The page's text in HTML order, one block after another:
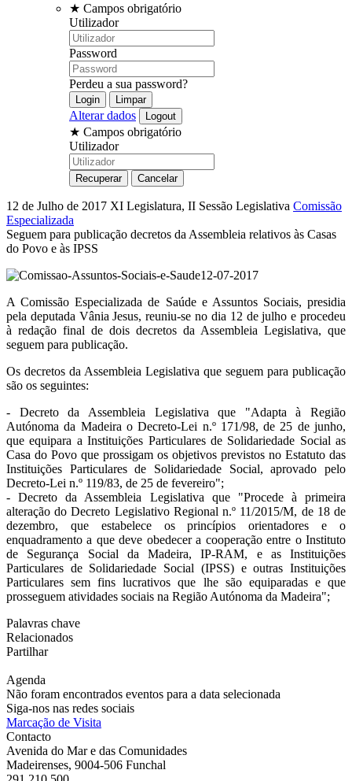
★ Campos obrigatório
Utilizador
Password
Perdeu a sua password?
Alterar dados
★ Campos obrigatório
Utilizador
12 de Julho de 2017 XI Legislatura, II Sessão Legislativa Comissão
Especializada
Seguem para publicação decretos da Assembleia relativos às Casas
do Povo e às IPSS
A Comissão Especializada de Saúde e Assuntos Sociais, presidia
pela deputada Vânia Jesus, reuniu-se no dia 12 de julho e procedeu
à redação final de dois decretos da Assembleia Legislativa, que
seguem para publicação.
Os decretos da Assembleia Legislativa que seguem para publicação
são os seguintes:
- Decreto da Assembleia Legislativa que "Adapta à Região
Autónoma da Madeira o Decreto-Lei n.º 171/98, de 25 de junho,
que equipara a Instituições Particulares de Solidariedade Social as
Casa do Povo que prossigam os objetivos previstos no Estatuto das
Instituições Particulares de Solidariedade Social, aprovado pelo
Decreto-Lei n.º 119/83, de 25 de fevereiro";
- Decreto da Assembleia Legislativa que "Procede à primeira
alteração do Decreto Legislativo Regional n.º 11/2015/M, de 18 de
dezembro, que estabelece os princípios orientadores e o
enquadramento a que deve obedecer a cooperação entre o Instituto
de Segurança Social da Madeira, IP-RAM, e as Instituições
Particulares de Solidariedade Social (IPSS) e outras Instituições
Particulares sem fins lucrativos que lhe são equiparadas e que
prosseguem atividades sociais na Região Autónoma da Madeira";
Palavras chave
Relacionados
Partilhar
Agenda
Não foram encontrados eventos para a data selecionada
Siga-nos nas redes sociais
Marcação de Visita
Contacto
Avenida do Mar e das Comunidades
Madeirenses, 9004-506 Funchal